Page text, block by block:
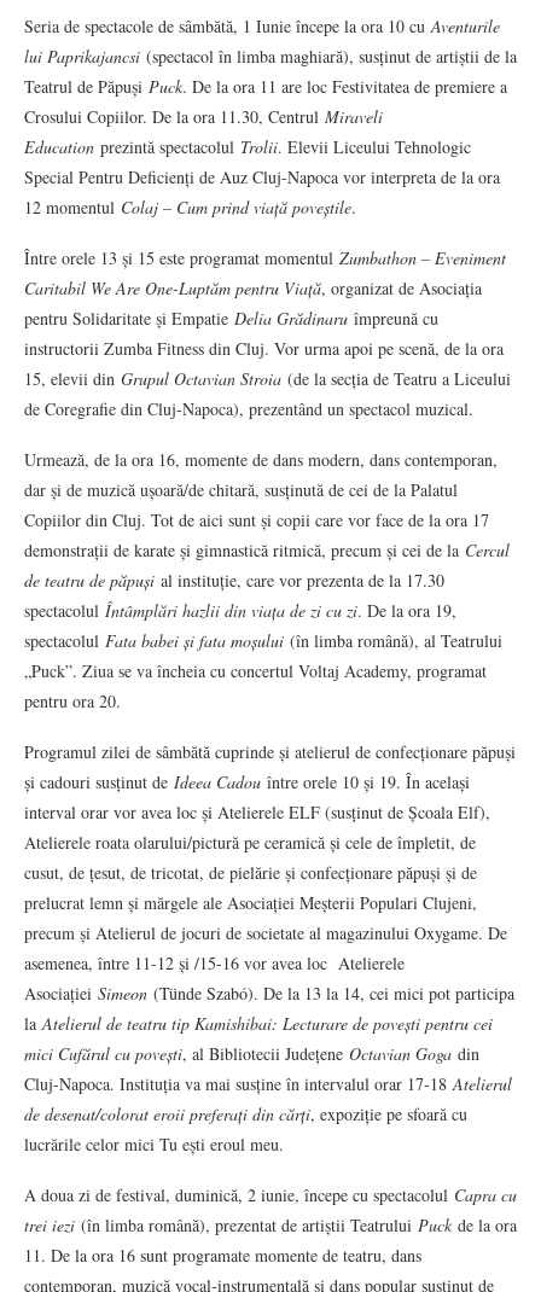
Seria de spectacole de sâmbătă, 1 Iunie începe la ora 10 cuAventurile
lui Paprikajancsi (spectacol în limba maghiară), susținut de artiștii de la
Teatrul de Păpuși Puck. De la ora 11 are loc Festivitatea de premiere a
Crosului Copiilor. De la ora 11.30, Centrul Miraveli
Education prezintă spectacolul Trolii. Elevii Liceului Tehnologic
Special Pentru Deficienți de Auz Cluj-Napoca vor interpreta de la ora
12 momentul Colaj – Cum prind viață poveștile.
Între orele 13 și 15 este programat momentul Zumbathon – Eveniment
Caritabil We Are One-Luptăm pentru Viață, organizat de Asociația
pentru Solidaritate și Empatie Delia Grădinaru împreună cu
instructorii Zumba Fitness din Cluj. Vor urma apoi pe scenă, de la ora
15, elevii din Grupul Octavian Stroia (de la secția de Teatru a Liceului
de Coregrafie din Cluj-Napoca), prezentând un spectacol muzical.
Urmează, de la ora 16, momente de dans modern, dans contemporan,
dar și de muzică ușoară/de chitară, susținută de cei de la Palatul
Copiilor din Cluj. Tot de aici sunt și copii care vor face de la ora 17
demonstrații de karate și gimnastică ritmică, precum și cei de la Cercul
de teatru de păpuși al instituție, care vor prezenta de la 17.30
spectacolul Întâmplări hazlii din viața de zi cu zi. De la ora 19,
spectacolul Fata babei și fata moșului (în limba română), al Teatrului
„Puck”. Ziua se va încheia cu concertul Voltaj Academy, programat
pentru ora 20.
Programul zilei de sâmbătă cuprinde și atelierul de confecționare păpuși
și cadouri susținut de Ideea Cadou între orele 10 și 19. În același
interval orar vor avea loc și Atelierele ELF (susținut de Școala Elf),
Atelierele roata olarului/pictură pe ceramică și cele de împletit, de
cusut, de țesut, de tricotat, de pielărie și confecționare păpuși și de
prelucrat lemn și mărgele ale Asociației Meșterii Populari Clujeni,
precum și Atelierul de jocuri de societate al magazinului Oxygame. De
asemenea, între 11-12 și /15-16 vor avea loc Atelierele
Asociației Simeon (Tünde Szabó). De la 13 la 14, cei mici pot participa
laAtelierul de teatru tip Kamishibai: Lecturare de povești pentru cei
mici Cufărul cu povești, al Bibliotecii Județene Octavian Goga din
Cluj-Napoca. Instituția va mai susține în intervalul orar 17-18Atelierul
de desenat/colorat eroii preferați din cărți, expoziție pe sfoară cu
lucrările celor mici Tu ești eroul meu.
A doua zi de festival, duminică, 2 iunie, începe cu spectacolul Capra cu
trei iezi (în limba română), prezentat de artiștii Teatrului Puck de la ora
11. De la ora 16 sunt programate momente de teatru, dans
contemporan, muzică vocal-instrumentală și dans popular susținut de